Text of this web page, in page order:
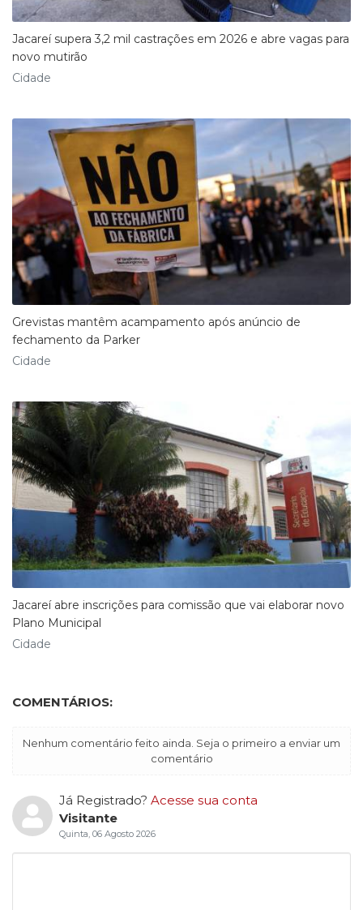
Jacareí supera 3,2 mil castrações em 2026 e abre vagas para
novo mutirão
Cidade
Grevistas mantêm acampamento após anúncio de
fechamento da Parker
Cidade
Jacareí abre inscrições para comissão que vai elaborar novo
Plano Municipal
Cidade
COMENTÁRIOS:
Nenhum comentário feito ainda. Seja o primeiro a enviar um
comentário
Já Registrado? Acesse sua conta
Visitante
Quinta, 06 Agosto 2026